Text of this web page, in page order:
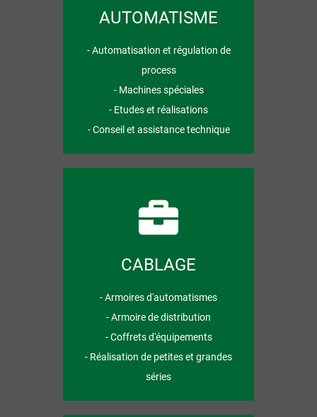
AUTOMATISME
- Automatisation et régulation de
process
- Machines spéciales
- Etudes et réalisations
- Conseil et assistance technique
CABLAGE
- Armoires d'automatismes
- Armoire de distribution
- Coffrets d'équipements
- Réalisation de petites et grandes
séries